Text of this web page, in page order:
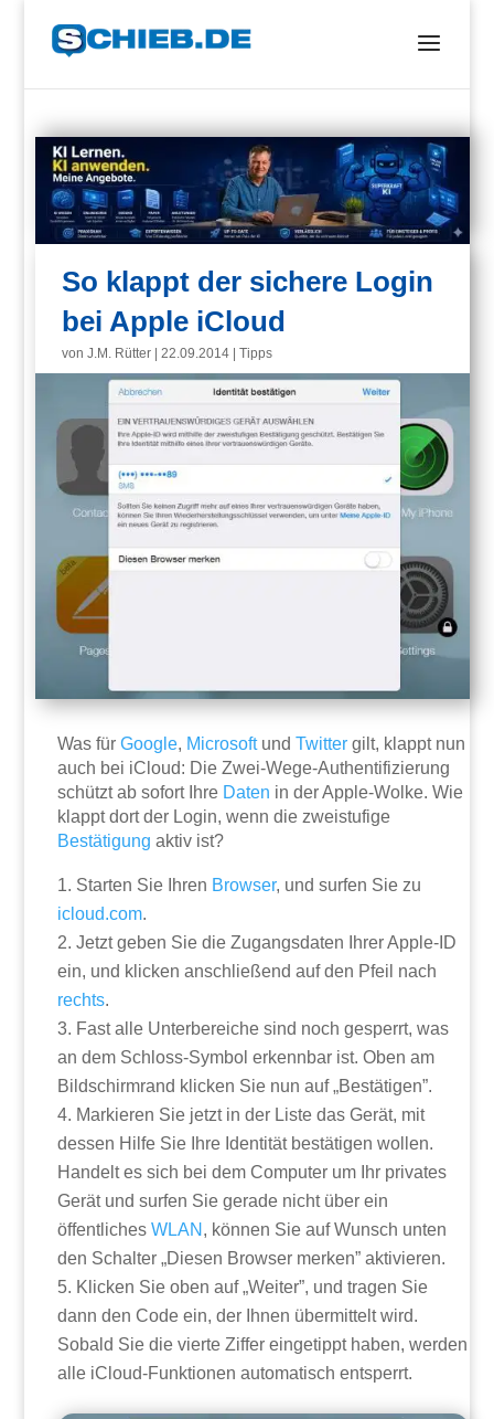
So klappt der sichere Login
bei Apple iCloud
vonJ.M. Rütter |22.09.2014 |Tipps
Was fürGoogle, MicrosoftundTwitter gilt, klappt nun
auch bei iCloud: Die Zwei-Wege-Authentifizierung
schützt ab sofort Ihre Daten in der Apple-Wolke. Wie
klappt dort der Login, wenn die zweistufige
Bestätigung aktiv ist?
Starten Sie Ihren Browser, und surfen Sie zu
icloud.com.
Jetzt geben Sie die Zugangsdaten Ihrer Apple-ID
ein, und klicken anschließend auf den Pfeil nach
rechts.
Fast alle Unterbereiche sind noch gesperrt, was
an dem Schloss-Symbol erkennbar ist. Oben am
Bildschirmrand klicken Sie nun auf „Bestätigen”.
Markieren Sie jetzt in der Liste das Gerät, mit
dessen Hilfe Sie Ihre Identität bestätigen wollen.
Handelt es sich bei dem Computer um Ihr privates
Gerät und surfen Sie gerade nicht über ein
öffentlichesWLAN , können Sie auf Wunsch unten
den Schalter „Diesen Browser merken” aktivieren.
Klicken Sie oben auf „Weiter”, und tragen Sie
dann den Code ein, der Ihnen übermittelt wird.
Sobald Sie die vierte Ziffer eingetippt haben, werden
alle iCloud-Funktionen automatisch entsperrt.